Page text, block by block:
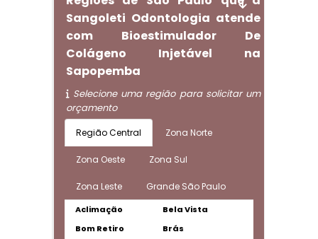
Sangoleti Odontologia atende
com Bioestimulador De
Colágeno Injetável na
Sapopemba
Selecione uma região para solicitar um
orçamento
Região Central Zona Norte
Zona Oeste Zona Sul
Zona Leste Grande São Paulo
Aclimação
Bela Vista
Bom Retiro
Brás